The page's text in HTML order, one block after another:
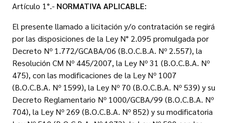
Artículo 1°.- NORMATIVA APLICABLE:
El presente llamado a licitación y/o contratación se regirá
por las disposiciones de la Ley N° 2.095 promulgada por
Decreto Nº 1.772/GCABA/06 (B.O.C.B.A. Nº 2.557), la
Resolución CM Nº 445/2007, la Ley Nº 31 (B.O.C.B.A. Nº
475), con las modificaciones de la Ley Nº 1007
(B.O.C.B.A. Nº 1599), la Ley Nº 70 (B.O.C.B.A. Nº 539) y su
Decreto Reglamentario Nº 1000/GCBA/99 (B.O.C.B.A. Nº
704), la Ley Nº 269 (B.O.C.B.A. Nº 852) y su modificatoria